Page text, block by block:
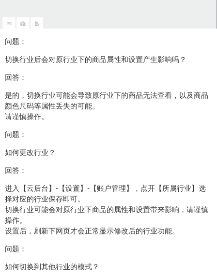
问题：
切换行业后会对原行业下的商品属性和设置产生影响吗？
回答：
是的，切换行业可能会导致原行业下的商品无法查看，以及商品
颜色尺码等属性丢失的可能。
请谨慎操作。
问题：
如何更改行业？
回答：
进入【云后台】-【设置】-【账户管理】，点开【所属行业】选
择对应的行业保存即可。
切换行业可能会对原行业下商品的属性和设置带来影响，请谨慎
操作。
设置后，刷新下网页才会正常显示修改后的行业功能。
问题：
如何切换到其他行业的模式？